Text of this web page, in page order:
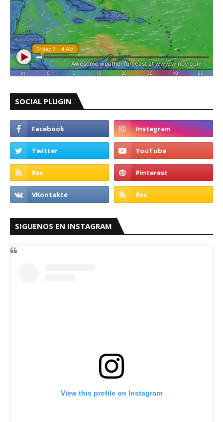
SOCIAL PLUGIN
SIGUENOS EN INSTAGRAM
View this profile on Instagram